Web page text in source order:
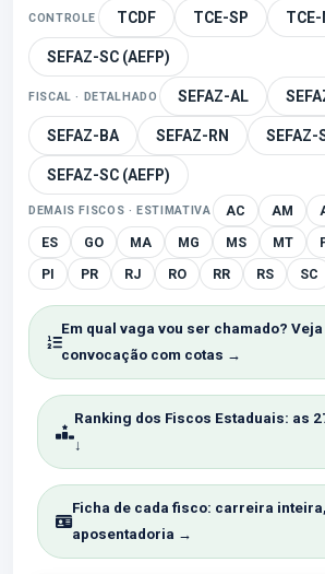
CONTROLE TCDF TCE-SP TCE-
SEFAZ-SC (AEFP)
FISCAL · DETALHADO SEFAZ-AL
SEFAZ-BA SEFAZ-RN SEFAZ-
SEFAZ-SC (AEFP)
DEMAIS FISCOS · ESTIMATIVA AC AM
ES
GO MA MG MS MT
PI
PR RJ RO RR RS SC
Em qual vaga vou ser chamado?
convocação com cotas →
Ranking dos Fiscos Estaduais: as
↓
Ficha de cada fisco: carreira
aposentadoria →